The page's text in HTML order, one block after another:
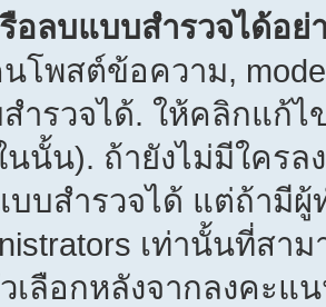
อลบแบบสำรวจได้อย่
โพสต์ข้อความ,
ำรวจได้. ให้คลิกแก้
นนั้น). ถ้ายังไม่มีใคร
บบสำรวจได้ แต่ถ้ามีผู้
เท่านั้นที่สา
เลือกหลังจากลงคะแ